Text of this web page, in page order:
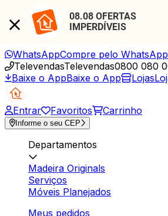
08.08 OFERTAS
IMPERDÍVEIS
WhatsAppCompre pelo WhatsApp
TelevendasTelevendas0800 080
Baixe o AppBaixe o App Lojas
Entrar Favoritos Carrinho
Informe o seu CEP
Departamentos
Madeira Originals
Serviços
Móveis Planejados
Meus pedidos